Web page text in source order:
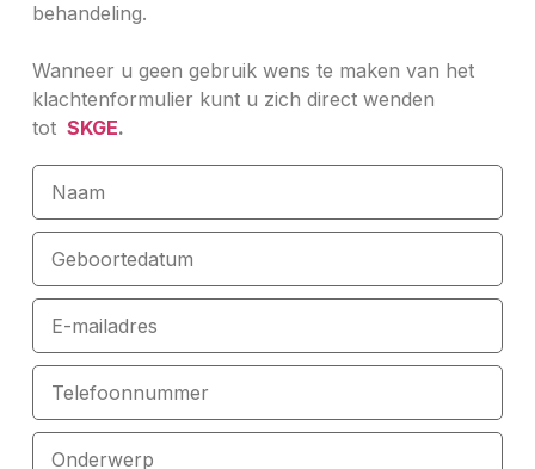
behandeling.
Wanneer u geen gebruik wens te maken van het
klachtenformulier kunt u zich direct wenden
tot SKGE.